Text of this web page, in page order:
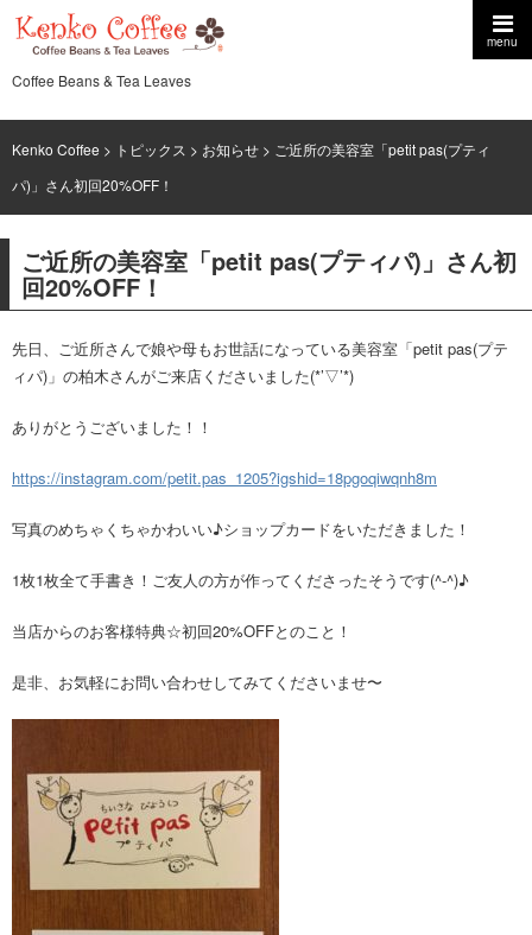
menu
Coffee Beans & Tea Leaves
Kenko Coffee > トピックス > お知らせ > ご近所の美容室「petit pas(プティ
パ)」さん初回20%OFF！
ご近所の美容室「petit pas(プティパ)」さん初
回20%OFF！
先日、ご近所さんで娘や母もお世話になっている美容室「petit pas(プテ
ィパ)」の柏木さんがご来店くださいました(*’▽’*)
ありがとうございました！！
https://instagram.com/petit.pas_1205?igshid=18pgoqiwqnh8m
写真のめちゃくちゃかわいい♪ショップカードをいただきました！
1枚1枚全て手書き！ご友人の方が作ってくださったそうです(^-^)♪
当店からのお客様特典☆初回20%OFFとのこと！
是非、お気軽にお問い合わせしてみてくださいませ〜